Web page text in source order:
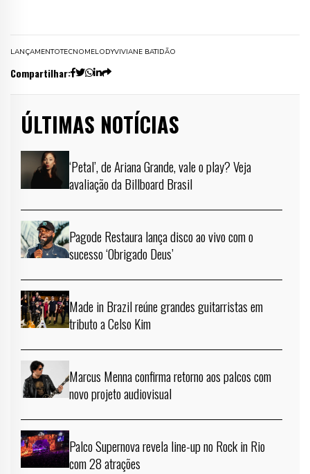
LANÇAMENTOTECNOMELODYVIVIANE BATIDÃO
Compartilhar:
ÚLTIMAS NOTÍCIAS
‘Petal’, de Ariana Grande, vale o play? Veja
avaliação da Billboard Brasil
Pagode Restaura lança disco ao vivo com o
sucesso ‘Obrigado Deus’
Made in Brazil reúne grandes guitarristas em
tributo a Celso Kim
Marcus Menna confirma retorno aos palcos com
novo projeto audiovisual
Palco Supernova revela line-up no Rock in Rio
com 28 atrações